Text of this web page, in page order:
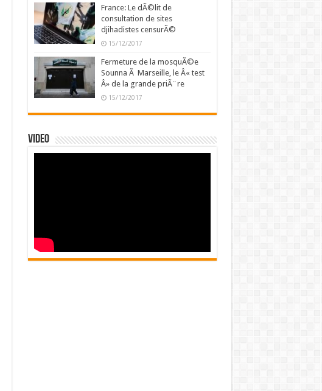
France: Le dÃ©lit de
consultation de sites
djihadistes censurÃ©
15/12/2017
Fermeture de la mosquÃ©e
Sounna Ã Marseille, le Â« test
Â» de la grande priÃ¨re
15/12/2017
Video